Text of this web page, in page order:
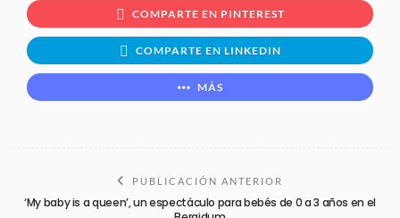
COMPARTE EN PINTEREST
COMPARTE EN LINKEDIN
MÁS
PUBLICACIÓN ANTERIOR
‘My baby is a queen’, un espectáculo para bebés de 0 a 3 años en el